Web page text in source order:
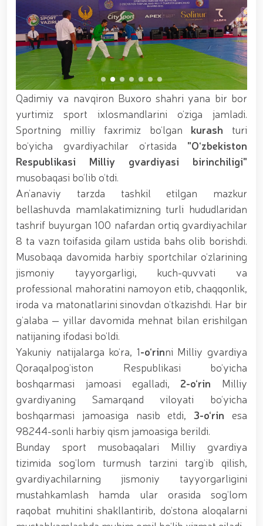
xizmat itlari ko‘rgazmasi tashkil etildi. // “Dog
biatloni” bellashuvining 6-respublika idoralararo
musobaqasi g'oliblari aniqlandi. // O‘zbekistonning
harbiy salohiyatini mustahkamlash: islohotlar va
ustuvor vazifalar.// Milliy gvardiya qo‘mondoni
Jamoat xavfsizligi universiteti bitiruvchi kursantlari
bilan uchrashdi.// 9-may — Xotira va qadrlash kuni
munosabati bilan Milliy gvardiya qoʻmondonligi
tomonidan poytaxtimizda istiqomat qiluvchi Ikkinchi
jahon urushi qatnashchilari va faxriylari holidan xabar
olindi. // “Uyg‘oq xotira” nomli teatrlashtirilgan
musiqiy konsert dasturi namoyish qilindi.// “Uch
avlod uchrashuvi” hamda “Bizning qahramonlar”
kitobining taqdimotiga bag‘ishlangan tadbir tashkil
etildi.// “Men G‘olib Run” yugurish musobaqasida
gvardiyachilar faxrli o'rinlarni egallashdi.//
Hamkorlikdagi profilaktik tadbirlar davom
ettirilmoqda. Xavfsiz muhitni ta’minlashga
qaratilgan chora-tadbirlar Milliy gvardiya
qo‘mondoni general-polkovnik B. Tashmatov
rahbarligida Yunusobod tumanida amalga oshirildi //
Buyuk davlat arbobi Sohibqiron Amir Temur
tavalludining 690 yilligi munosabati bilan,
O‘zbekiston Milliy kino san'ati saroyida Milliy
gvardiya tizimidagi yoshlar bilan uchrashuv bo‘lib
o‘tdi. // Bayram kunlarida xavfsizlik toʻliq taʼminlandi
// Navroʻz shukuhi: otliq paradlar tashkil etildi //
“Navroʻzni ulugʻlash – insonni ulugʻlashdir!” shiori
ostida bayram sayli // Askarlar kasb-hunar
sertifikatlariga ega boʻldi // Qahramonlar xotirasi
yod etildi // Strandja turnirida Milliy gvardiya harbiy
xizmatchisi Navbahor Hamidova oltin medalni qoʻlga
kiritdi. // Iroda Ismoilova «Sodiq xizmatlari uchun»
medali bilan taqdirlandi. // O‘zbekiston Qurolli
Kuchlarida kibersport, dron va robot texnologiyalari
yo‘nalishlari rivojlantiriladi // Andijon viloyatida
Respublika ishchi guruhining yoshlar bilan uchrashuvi
tadbirlari doirasida muddatdi harbiy xizmatchilarga
sertifikatlar topshirildi. // Milliy gvardiya
qo‘mondoni, general-polkovnik B.Tashmatov
poytaxtimizdagi manzilli ishlari davomida yoshlar
bilan uchrashib, ular bilan ochiq muloqot o‘tkazdi. //
Farg‘ona viloyatida jinoyat sodir etishga moyil
shaxslar yashash manzillarida tezkor tadbirlar
Qadimiy va navqiron Buxoro shahri yana bir bor
yurtimiz sport ixlosmandlarini o‘ziga jamladi.
Sportning milliy faxrimiz bo‘lgan kurash turi
bo‘yicha gvardiyachilar o‘rtasida "O‘zbekiston
Respublikasi Milliy gvardiyasi birinchiligi"
musobaqasi bo‘lib o‘tdi.
An’anaviy tarzda tashkil etilgan mazkur
bellashuvda mamlakatimizning turli hududlaridan
tashrif buyurgan 100 nafardan ortiq gvardiyachilar
8 ta vazn toifasida gilam ustida bahs olib borishdi.
Musobaqa davomida harbiy sportchilar o‘zlarining
jismoniy tayyorgarligi, kuch-quvvati va
professional mahoratini namoyon etib, chaqqonlik,
iroda va matonatlarini sinovdan o‘tkazishdi. Har bir
g‘alaba — yillar davomida mehnat bilan erishilgan
natijaning ifodasi bo‘ldi.
Yakuniy natijalarga ko‘ra, 1-o‘rinni Milliy gvardiya
Qoraqalpog‘iston Respublikasi bo‘yicha
boshqarmasi jamoasi egalladi, 2-o‘rin Milliy
gvardiyaning Samarqand viloyati bo‘yicha
boshqarmasi jamoasiga nasib etdi,3-o‘rin esa
98244-sonli harbiy qism jamoasiga berildi.
Bunday sport musobaqalari Milliy gvardiya
tizimida sog‘lom turmush tarzini targ‘ib qilish,
gvardiyachilarning jismoniy tayyorgarligini
mustahkamlash hamda ular orasida sog‘lom
raqobat muhitini shakllantirib, do‘stona aloqalarni